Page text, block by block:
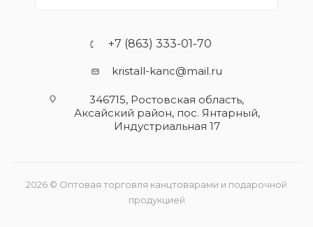
+7 (863) 333-01-70
kristall-kanc@mail.ru
346715, Ростовская область​,
Аксайский район, пос. Янтарный,
Индустриальная 17
2026 © Оптовая торговля канцтоварами и подарочной
продукцией